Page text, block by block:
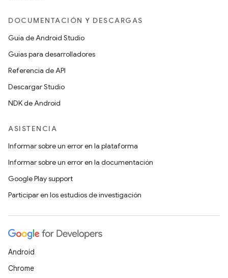
DOCUMENTACIÓN Y DESCARGAS
Guía de Android Studio
Guías para desarrolladores
Referencia de API
Descargar Studio
NDK de Android
ASISTENCIA
Informar sobre un error en la plataforma
Informar sobre un error en la documentación
Google Play support
Participar en los estudios de investigación
Android
Chrome